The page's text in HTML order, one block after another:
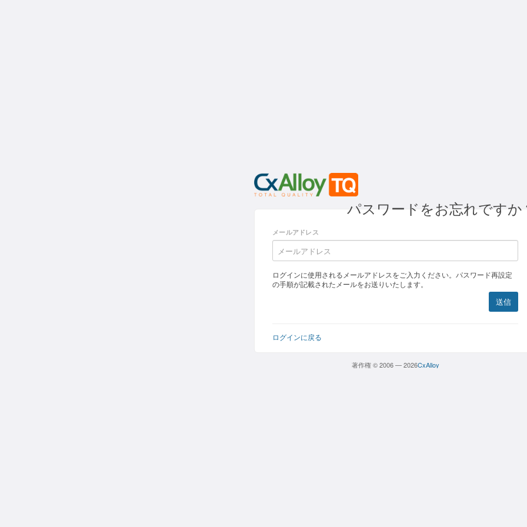
パスワードをお忘れですか
メールアドレス
ログインに使用されるメールアドレスをご入力ください。パスワード再設定
の手順が記載されたメールをお送りいたします。
送信
ログインに戻る
著作権 © 2006 — 2026CxAlloy